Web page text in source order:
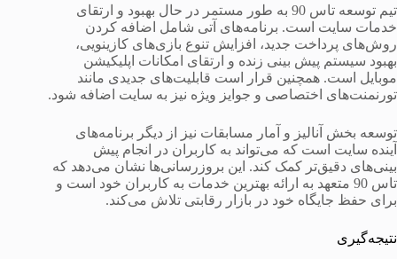
تیم توسعه تاس 90 به طور مستمر در حال بهبود و ارتقای
خدمات سایت است. برنامه‌های آتی شامل اضافه کردن
روش‌های پرداخت جدید، افزایش تنوع بازی‌های کازینویی،
بهبود سیستم پیش بینی زنده و ارتقای امکانات اپلیکیشن
موبایل است. همچنین قرار است قابلیت‌های جدیدی مانند
تورنمنت‌های اختصاصی و جوایز ویژه نیز به سایت اضافه شود.
توسعه بخش آنالیز و آمار مسابقات نیز از دیگر برنامه‌های
آینده سایت است که می‌تواند به کاربران در انجام پیش
بینی‌های دقیق‌تر کمک کند. این بروزرسانی‌ها نشان می‌دهد که
تاس 90 متعهد به ارائه بهترین خدمات به کاربران خود است و
برای حفظ جایگاه خود در بازار رقابتی تلاش می‌کند.
نتیجه‌گیری